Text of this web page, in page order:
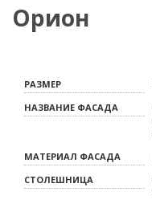
Орион
РАЗМЕР
НАЗВАНИЕ ФАСАДА
МАТЕРИАЛ ФАСАДА
СТОЛЕШНИЦА